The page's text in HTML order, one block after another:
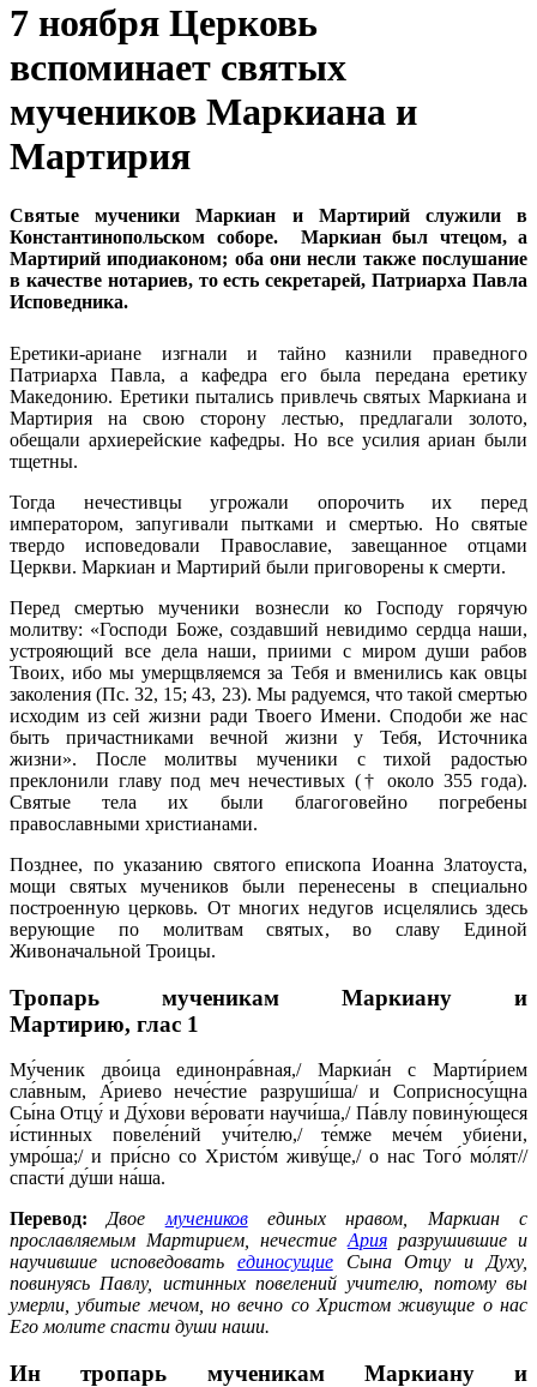
7 ноября Церковь
вспоминает святых
мучеников Маркиана и
Мартирия
Святые мученики Маркиан и Мартирий служили в
Константинопольском соборе.
Маркиан был чтецом, а
Мартирий иподиаконом; оба они несли также послушание
в качестве нотариев, то есть секретарей, Патриарха Павла
Исповедника.
Еретики-ариане изгнали и тайно казнили праведного
Патриарха Павла, а кафедра его была передана еретику
Македонию. Еретики пытались привлечь святых Маркиана и
Мартирия на свою сторону лестью, предлагали золото,
обещали архиерейские кафедры. Но все усилия ариан были
тщетны.
Тогда нечестивцы угрожали опорочить их перед
императором, запугивали пытками и смертью. Но святые
твердо исповедовали Православие, завещанное отцами
Церкви. Маркиан и Мартирий были приговорены к смерти.
Перед смертью мученики вознесли ко Господу горячую
молитву: «Господи Боже, создавший невидимо сердца наши,
устрояющий все дела наши, приими с миром души рабов
Твоих, ибо мы умерщвляемся за Тебя и вменились как овцы
заколения (Пс. 32, 15; 43, 23). Мы радуемся, что такой смертью
исходим из сей жизни ради Твоего Имени. Сподоби же нас
быть причастниками вечной жизни у Тебя, Источника
жизни». После молитвы мученики с тихой радостью
преклонили главу под меч нечестивых († около 355 года).
Святые тела их были благоговейно погребены
православными христианами.
Позднее, по указанию святого епископа Иоанна Златоуста,
мощи святых мучеников были перенесены в специально
построенную церковь. От многих недугов исцелялись здесь
верующие по молитвам святых, во славу Единой
Живоначальной Троицы.
Тропарь мученикам Маркиану и
Мартирию, глас 1
Му́ченик дво́ица единонра́вная,/ Маркиа́н с Марти́рием
сла́вным, А́риево нече́стие разруши́ша/ и Соприсносу́щна
Сы́на Отцу́ и Ду́хови ве́ровати научи́ша,/ Па́влу повину́ющеся
и́стинных повеле́ний учи́телю,/ те́мже мече́м убие́ни,
умро́ша;/ и при́сно со Христо́м живу́ще,/ о нас Того́ мо́лят//
спасти́ ду́ши на́ша.
Перевод:
Двое мучеников
единых нравом, Маркиан с
прославляемым Мартирием, нечестие Ария разрушившие и
научившие исповедовать
единосущие
Сына Отцу и Духу,
повинуясь Павлу, истинных повелений учителю, потому вы
умерли, убитые мечом, но вечно со Христом живущие о нас
Его молите спасти души наши.
Ин тропарь мученикам Маркиану и